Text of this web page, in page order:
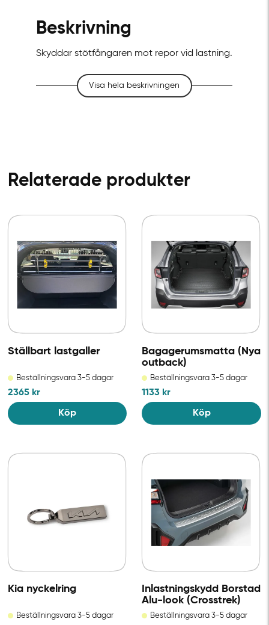
Beskrivning
Skyddar stötfångaren mot repor vid lastning.
Visa hela beskrivningen
Relaterade produkter
Ställbart lastgaller
Beställningsvara 3-5 dagar
2365 kr
Köp
Bagagerumsmatta (Nya
outback)
Beställningsvara 3-5 dagar
1133 kr
Köp
Kia nyckelring
Beställningsvara 3-5 dagar
Inlastningskydd Borstad
Alu-look (Crosstrek)
Beställningsvara 3-5 dagar